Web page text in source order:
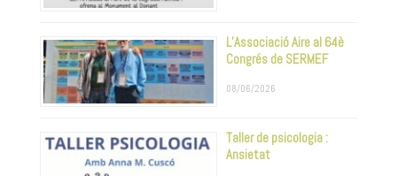
L’Associació Aire al 64è
Congrés de SERMEF
08/06/2026
Taller de psicologia :
Ansietat